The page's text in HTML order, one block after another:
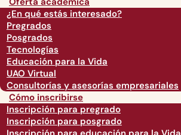
¿En qué estás interesado?
Pregrados
Posgrados
Tecnologías
Educación para la Vida
UAO Virtual
Consultorías y asesorías empresariales
Cómo inscribirse
Inscripción para pregrado
Inscripción para posgrado